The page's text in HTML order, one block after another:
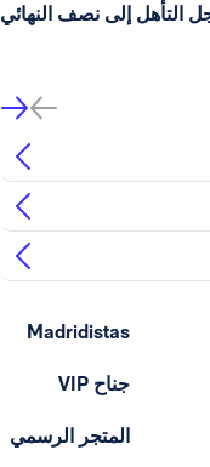
التأهل إلى نصف النهائي
Madridistas
جناح VIP
المتجر الرسمي